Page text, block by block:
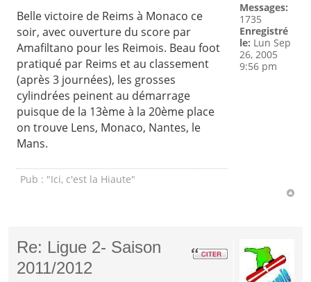
Belle victoire de Reims à Monaco ce
soir, avec ouverture du score par
Amafiltano pour les Reimois. Beau foot
pratiqué par Reims et au classement
(après 3 journées), les grosses
cylindrées peinent au démarrage
puisque de la 13ème à la 20ème place
on trouve Lens, Monaco, Nantes, le
Mans.
Pub : "Ici, c'est la Hiaute"
Messages:
1735
Enregistré
le: Lun Sep
26, 2005
9:56 pm
Re: Ligue 2- Saison
2011/2012